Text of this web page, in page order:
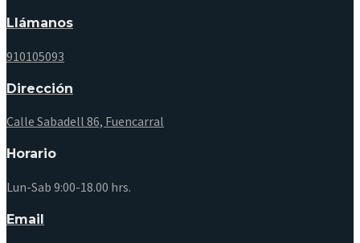
Llámanos
910105093
Dirección
Calle Sabadell 86, Fuencarral
Horario
Lun-Sab 9:00-18.00 hrs.
Email